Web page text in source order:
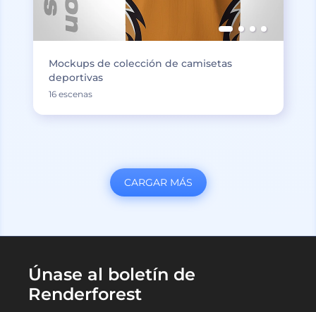
Mockups de colección de camisetas
deportivas
16 escenas
CARGAR MÁS
Únase al boletín de
Renderforest